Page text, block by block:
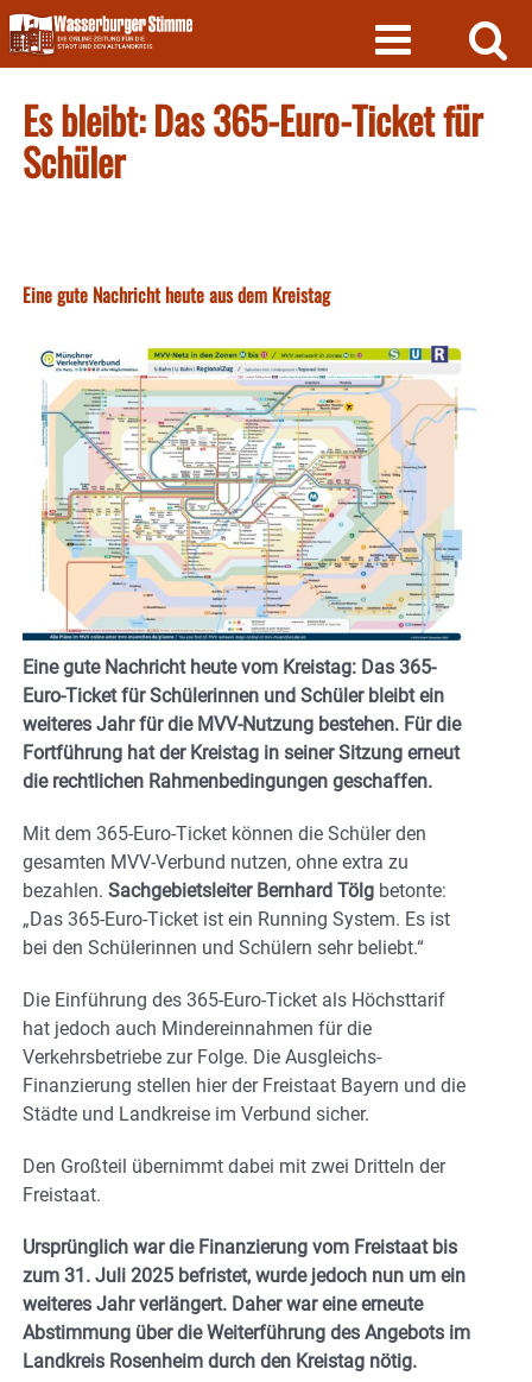
Skip
to
content
Es bleibt: Das 365-Euro-Ticket für
Schüler
Eine gute Nachricht heute aus dem Kreistag
Eine gute Nachricht heute vom Kreistag: Das 365-
Euro-Ticket für Schülerinnen und Schüler bleibt ein
weiteres Jahr für die MVV-Nutzung bestehen. Für die
Fortführung hat der Kreistag in seiner Sitzung erneut
die rechtlichen Rahmenbedingungen geschaffen.
Mit dem 365-Euro-Ticket können die Schüler den
gesamten MVV-Verbund nutzen, ohne extra zu
bezahlen. Sachgebietsleiter Bernhard Tölg betonte:
„Das 365-Euro-Ticket ist ein Running System. Es ist
bei den Schülerinnen und Schülern sehr beliebt.“
Die Einführung des 365-Euro-Ticket als Höchsttarif
hat jedoch auch Mindereinnahmen für die
Verkehrsbetriebe zur Folge. Die Ausgleichs-
Finanzierung stellen hier der Freistaat Bayern und die
Städte und Landkreise im Verbund sicher.
Den Großteil übernimmt dabei mit zwei Dritteln der
Freistaat.
Ursprünglich war die Finanzierung vom Freistaat bis
zum 31. Juli 2025 befristet, wurde jedoch nun um ein
weiteres Jahr verlängert. Daher war eine erneute
Abstimmung über die Weiterführung des Angebots im
Landkreis Rosenheim durch den Kreistag nötig.